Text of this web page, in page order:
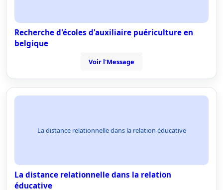
Recherche d'écoles d'auxiliaire puériculture en
belgique
Voir l'Message
La distance relationnelle dans la relation éducative
La distance relationnelle dans la relation
éducative